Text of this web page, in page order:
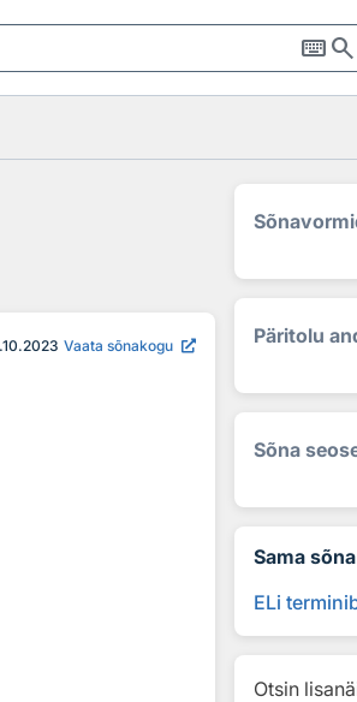
keyboardsearch
Vaata sõnakogu Päritolu
Sõna
Sama sõna
ELi
Otsin